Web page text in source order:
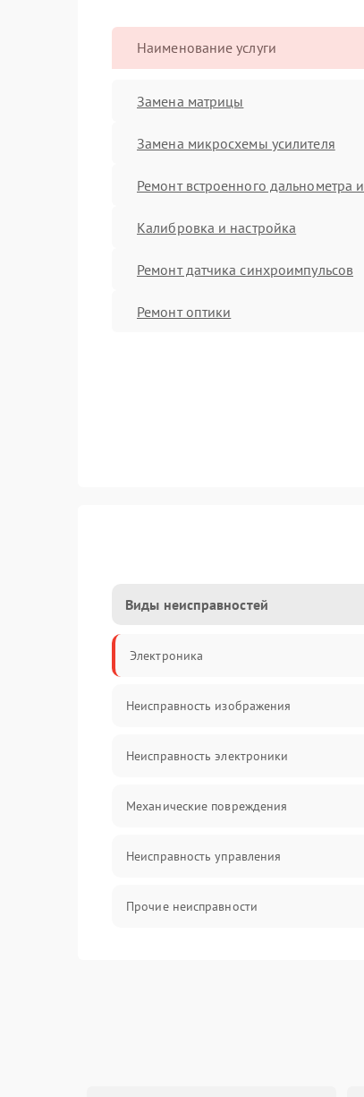
Наименование услуги
Замена матрицы
Замена микросхемы усилителя
Ремонт встроенного дальнометра
Калибровка и настройка
Ремонт датчика синхроимпульсов
Ремонт оптики
Виды неисправностей
Электроника
Неисправность изображения
Неисправность электроники
Механические повреждения
Неисправность управления
Прочие неисправности